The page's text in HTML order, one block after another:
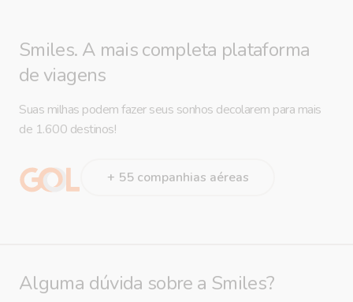
Smiles. A mais completa plataforma
de viagens
Suas milhas podem fazer seus sonhos decolarem para mais
de 1.600 destinos!
+ 55 companhias aéreas
Alguma dúvida sobre a Smiles?